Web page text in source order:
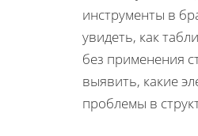
инструменты в
увидеть, как
без применения
выявить, какие
проблемы в